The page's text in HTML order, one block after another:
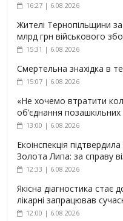
16:27 | 6.08.2026
Жителі Тернопільщини
млрд грн військового
15:31 | 6.08.2026
Смертельна знахідка в
15:07 | 6.08.2026
«Не хочемо втратити
об’єднання
13:00 | 6.08.2026
Екоінспекція
Золота Липа: за справу
12:33 | 6.08.2026
Якісна діагностика стає
лікарні запрацював
12:00 | 6.08.2026